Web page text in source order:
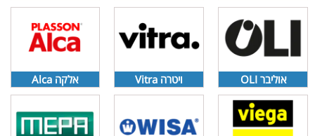
אוליבר OLI ויטרה Vitra אלקה Alca